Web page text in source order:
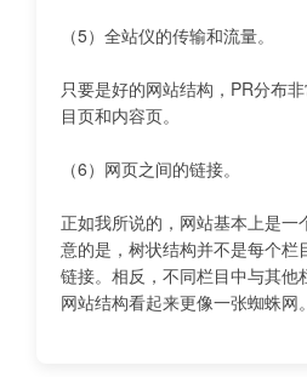
（5）全站仪的传输和流量。
只要是好的网站结构，PR分布
目页和内容页。
（6）网页之间的链接。
正如我所说的，网站基本上是一
意的是，树状结构并不是每个栏
链接。相反，不同栏目中与其他
网站结构看起来更像一张蜘蛛网。